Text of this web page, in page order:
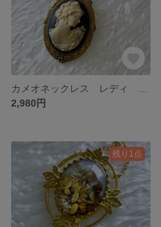
2,980円
残り1点